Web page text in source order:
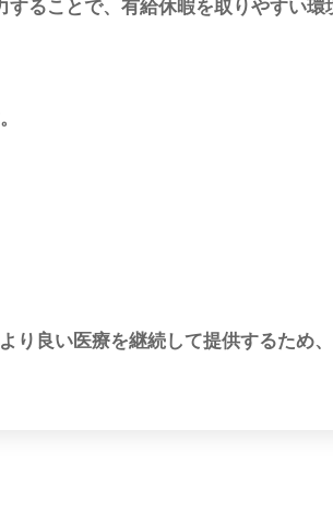
ることで、有給休暇を取りやすい環
り良い医療を継続して提供するため